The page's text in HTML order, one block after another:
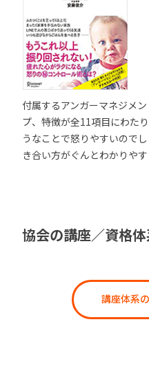
付属するアンガーマネジメ
プ、特徴が全11項目にわた
うなことで怒りやすいので
き合い方がぐんとわかりやす
協会の講座／資格
講座体系